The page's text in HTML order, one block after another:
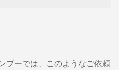
ブーでは、このようなご依頼